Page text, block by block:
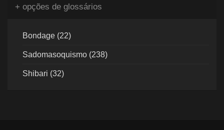
+ opções de glossários
Bondage (22)
Sadomasoquismo (238)
Shibari (32)